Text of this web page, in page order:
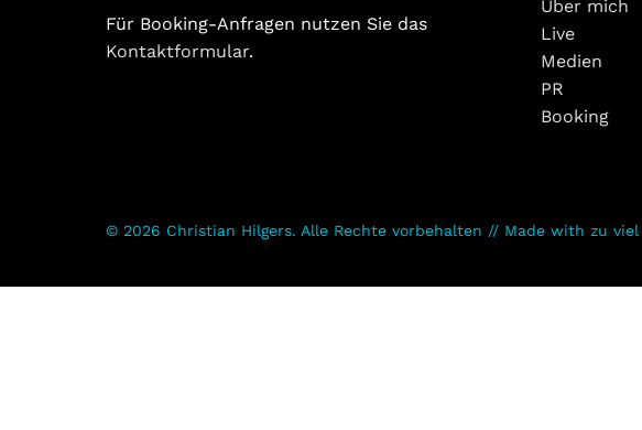
Für Booking-Anfragen nutzen Sie das
Kontaktformular.
Über mich
Live
Medien
PR
Booking
© 2026 Christian Hilgers. Alle Rechte vorbehalten // Made with zu